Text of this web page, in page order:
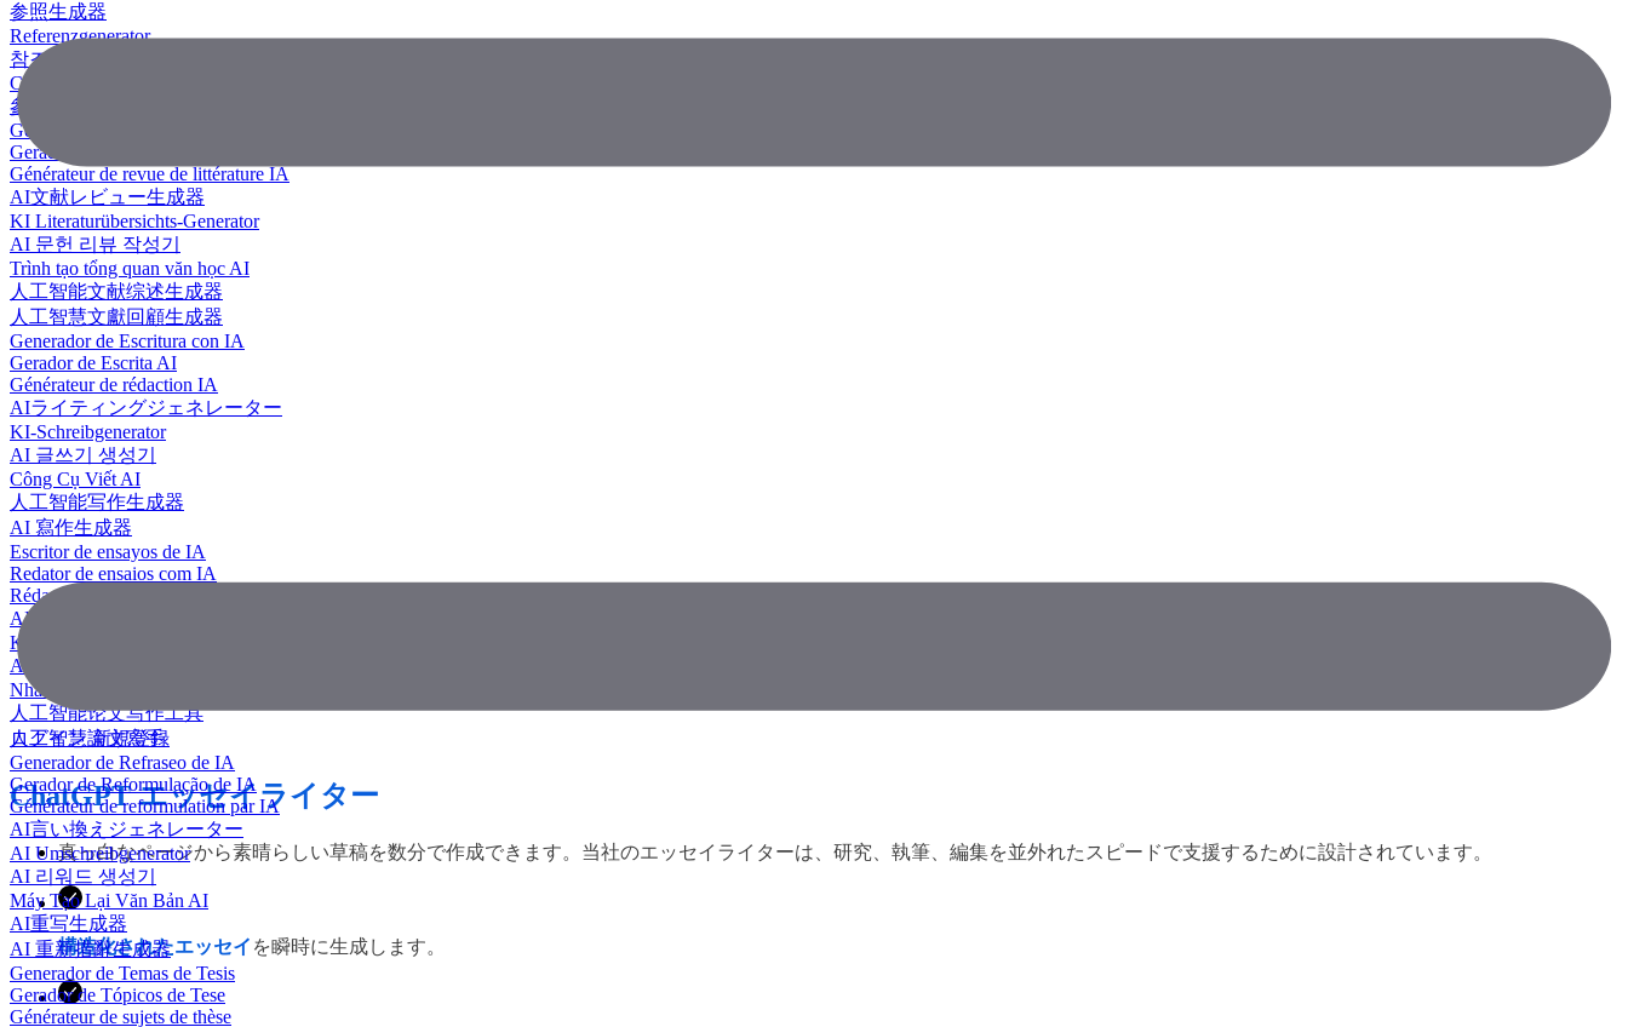
参照生成器
Referenzgenerator
참조 생성기
Công Cụ Tạo Tài Liệu Tham Khảo
參考文獻生成器
Generador de revisión literaria con IA
Gerador de Revisão de Literatura em IA
Générateur de revue de littérature IA
AI文献レビュー生成器
KI Literaturübersichts-Generator
AI 문헌 리뷰 작성기
Trình tạo tổng quan văn học AI
人工智能文献综述生成器
人工智慧文獻回顧生成器
Generador de Escritura con IA
Gerador de Escrita AI
Générateur de rédaction IA
AIライティングジェネレーター
KI-Schreibgenerator
AI 글쓰기 생성기
Công Cụ Viết AI
人工智能写作生成器
AI 寫作生成器
Escritor de ensayos de IA
Redator de ensaios com IA
Rédacteur d'essais IA
AIエッセイライター
KI Essay-Schreiber
AI 에세이 작성기
Nhà văn luận văn AI
人工智能论文写作工具
人工智慧論文寫手
Generador de Refraseo de IA
Gerador de Reformulação de IA
Générateur de reformulation par IA
AI言い換えジェネレーター
AI Umschreibgenerator
AI 리워드 생성기
Máy Tạo Lại Văn Bản AI
AI重写生成器
AI 重新措辭生成器
Generador de Temas de Tesis
Gerador de Tópicos de Tese
Générateur de sujets de thèse
ログイン新規登録
ChatGPT エッセイライター
真っ白なページから素晴らしい草稿を数分で作成できます。当社のエッセイライターは、研究、執筆、編集を並外れたスピードで支援するために設計されています。
構造化されたエッセイ を瞬時に生成します。